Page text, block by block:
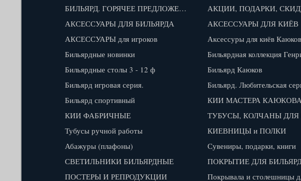
БИЛЬЯРД. ГОРЯЧЕЕ ПРЕДЛОЖЕНИЕ!
АКЦИИ, ПОДАРКИ,
АКСЕССУАРЫ ДЛЯ БИЛЬЯРДА
АКСЕССУАРЫ ДЛЯ КИЁВ
АКСЕССУАРЫ для игроков
Аксессуры для киёв Каюков
Бильярдные новинки
Бильярдная коллекция
Бильярдные столы 3 - 12 ф
Бильярд Каюков
Бильярд игровая серия.
Бильярд. Любительская
Бильярд спортивный
КИИ МАСТЕРА
КИИ ФАБРИЧНЫЕ
ТУБУСЫ, КОЛЧАНЫ ДЛЯ
Тубусы ручной работы
КИЕВНИЦЫ и ПОЛКИ
Абажуры (плафоны)
Сувениры, подарки, книги
СВЕТИЛЬНИКИ БИЛЬЯРДНЫЕ
ПОКРЫТИЕ ДЛЯ
ПОСТЕРЫ И РЕПРОДУКЦИИ